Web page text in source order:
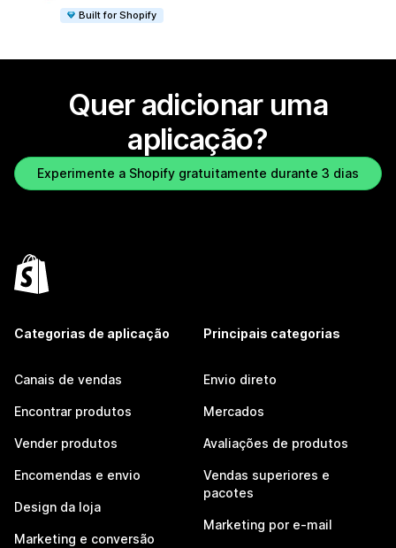
Built for Shopify
Quer adicionar uma
aplicação?
Experimente a Shopify gratuitamente durante 3 dias
Categorias de aplicação
Canais de vendas
Encontrar produtos
Vender produtos
Encomendas e envio
Design da loja
Marketing e conversão
Principais categorias
Envio direto
Mercados
Avaliações de produtos
Vendas superiores e
pacotes
Marketing por e-mail